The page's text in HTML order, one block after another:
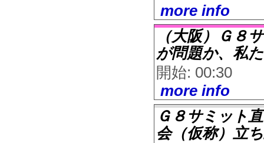
more info
（大阪）Ｇ８
が問題か、私
開始: 00:30
more info
Ｇ８サミット
会（仮称）立